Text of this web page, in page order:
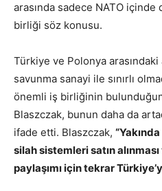
arasında sadece NATO içinde
birliği söz konusu.
Türkiye ve Polonya
savunma sanayi ile sınırlı
önemli iş birliğinin
Blaszczak, bunun daha da
ifade etti. Blaszczak,
silah sistemleri satın
paylaşımı için tekrar